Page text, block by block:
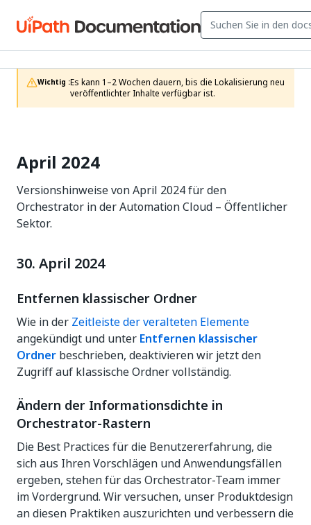
Wichtig :Es kann 1–2 Wochen dauern, bis die Lokalisierung neu
veröffentlichter Inhalte verfügbar ist.
April 2024
Versionshinweise von April 2024 für den
Orchestrator in der Automation Cloud – Öffentlicher
Sektor.
30. April 2024
Entfernen klassischer Ordner
Wie in der Zeitleiste der veralteten Elemente
angekündigt und unter Entfernen klassischer
Ordner beschrieben, deaktivieren wir jetzt den
Zugriff auf klassische Ordner vollständig.
Ändern der Informationsdichte in
Orchestrator-Rastern
Die Best Practices für die Benutzererfahrung, die
sich aus Ihren Vorschlägen und Anwendungsfällen
ergeben, stehen für das Orchestrator-Team immer
im Vordergrund. Wir versuchen, unser Produktdesign
an diesen Praktiken auszurichten und verbessern die